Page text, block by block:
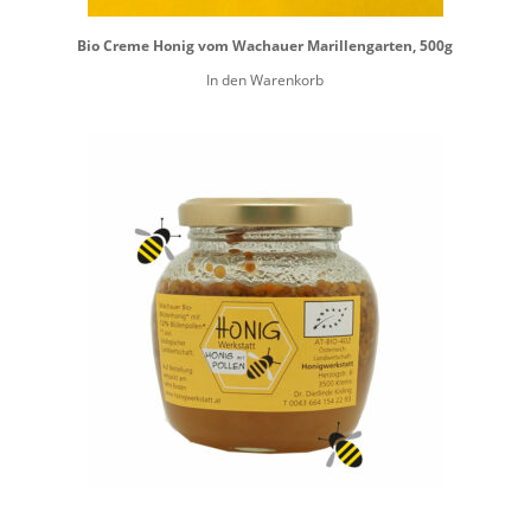
Bio Creme Honig vom Wachauer Marillengarten, 500g
In den Warenkorb